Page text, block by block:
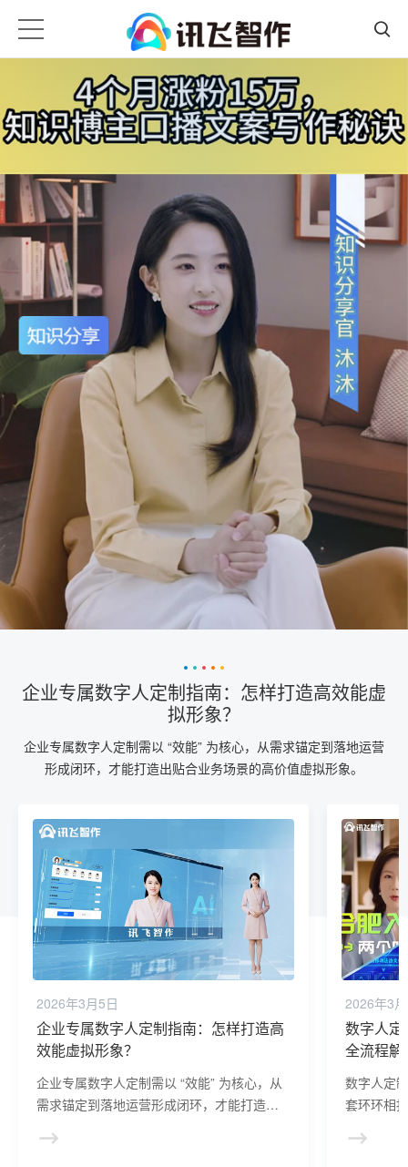
企业专属数字人定制指南：怎样打造高效能虚
拟形象？
企业专属数字人定制需以 “效能” 为核心，从需求锚定到落地运营
形成闭环，才能打造出贴合业务场景的高价值虚拟形象。
2026年3月5日
企业专属数字人定制指南：怎样打造高
效能虚拟形象？
企业专属数字人定制需以 “效能” 为核心，从
需求锚定到落地运营形成闭环，才能打造出
2026年3
数字人定
全流程解
数字人定
套环环相